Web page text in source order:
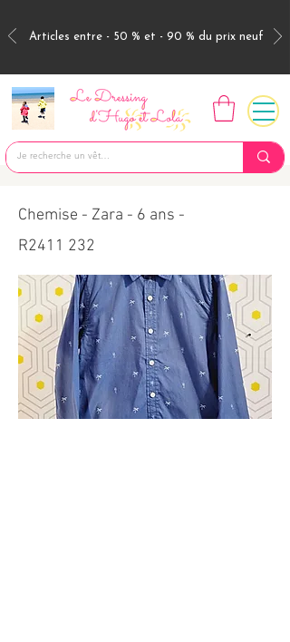
Articles entre - 50 % et - 90 % du prix neuf
Chemise - Zara - 6 ans -
R2411 232